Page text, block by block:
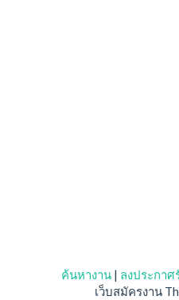
ค้นหางาน | ลงประกา
เว็บสมัครงาน